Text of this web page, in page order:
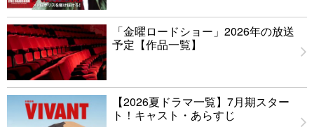
「金曜ロードショー」2026年の放送
予定【作品一覧】
【2026夏ドラマ一覧】7月期スター
ト！キャスト・あらすじ